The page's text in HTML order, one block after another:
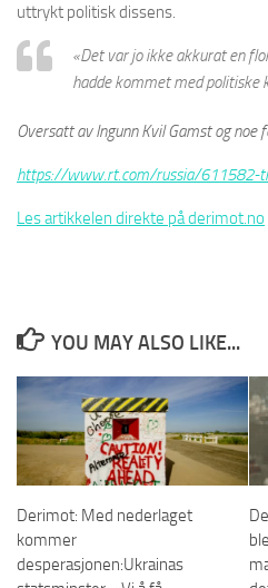
uttrykt politisk dissens.
«Det var jo ikke akkurat en
hadde kommet med politiske
Oversatt av Ingunn Kvil Gamst og noe
https://www.rt.com/russia/611582-
Les artikkelen direkte på derimot.no
YOU MAY ALSO LIKE...
Derimot: Med nederlaget
kommer
desperasjonen:Ukrainas